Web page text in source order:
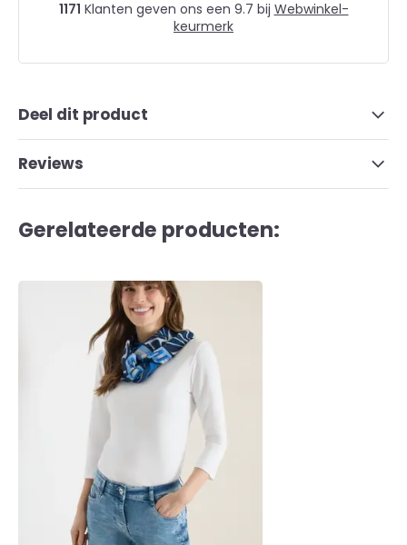
1171 Klanten geven ons een 9.7 bij Webwinkel-
keurmerk
Deel dit product
Reviews
Gerelateerde producten: